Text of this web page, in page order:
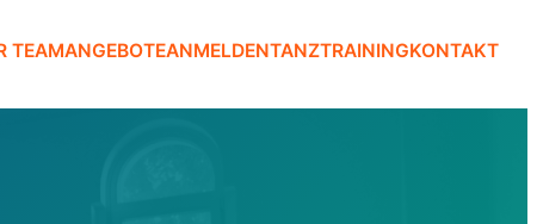
TEAMANGEBOTEANMELDENTANZTRAININGKONTAKT